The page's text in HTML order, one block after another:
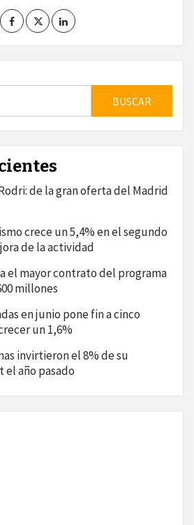
de la gran oferta del Madrid
crece un 5,4% en el segundo
de la actividad
el mayor contrato del programa
millones
en junio pone fin a cinco
un 1,6%
invirtieron el 8% de su
año pasado